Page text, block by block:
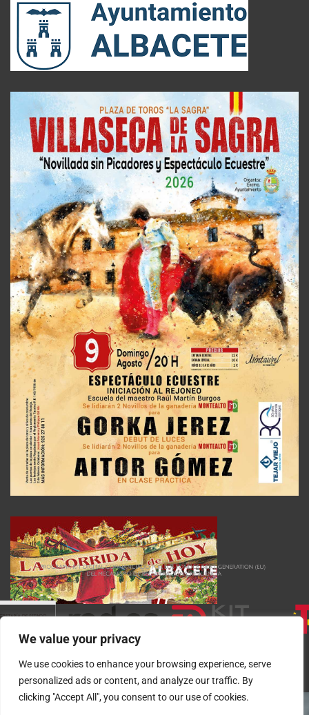
We value your privacy
We use cookies to enhance your browsing experience, serve
personalized ads or content, and analyze our traffic. By
clicking "Accept All", you consent to our use of cookies.